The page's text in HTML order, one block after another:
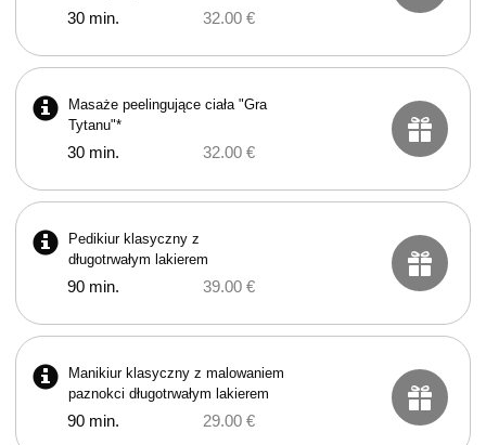
30 min. 32.00 €
Masaże peelingujące ciała "Gra
Tytanu"*
30 min. 32.00 €
Pedikiur klasyczny z
długotrwałym lakierem
90 min. 39.00 €
Manikiur klasyczny z malowaniem
paznokci długotrwałym lakierem
90 min. 29.00 €